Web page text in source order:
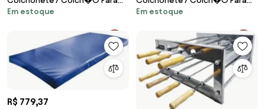
Visita D20 Azul Com Selo Do
Em estoque
Visita D20 Azul Com Selo Do
Em estoque
R$ 779,37